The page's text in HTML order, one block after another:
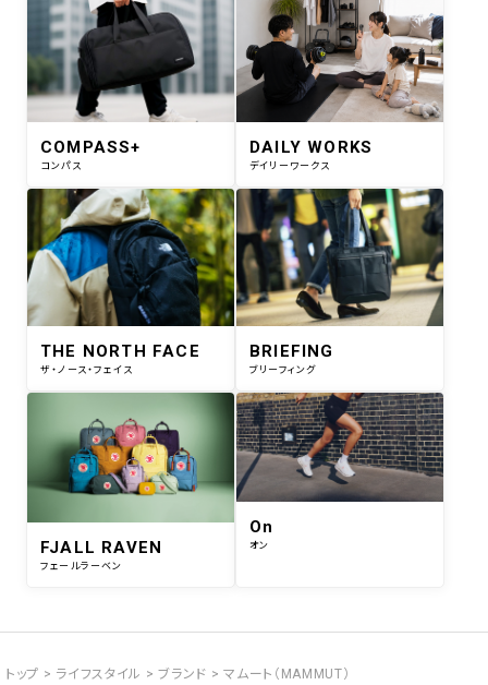
COMPASS+
コンパス
DAILY WORKS
デイリーワークス
THE NORTH FACE
ザ・ノース・フェイス
BRIEFING
ブリーフィング
FJALL RAVEN
フェールラーベン
On
オン
トップ ライフスタイル ブランド
マムート（MAMMUT）